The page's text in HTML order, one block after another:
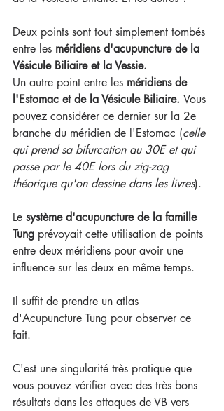
Deux points sont tout simplement tombés
entre les méridiens d'acupuncture de la
Vésicule Biliaire et la Vessie.
Un autre point entre les méridiens de
l'Estomac et de la Vésicule Biliaire. Vous
pouvez considérer ce dernier sur la 2e
branche du méridien de l'Estomac (celle
qui prend sa bifurcation au 30E et qui
passe par le 40E lors du zig-zag
théorique qu'on dessine dans les livres).
Le système d'acupuncture de la famille
Tung prévoyait cette utilisation de points
entre deux méridiens pour avoir une
influence sur les deux en même temps.
Il suffit de prendre un atlas
d'Acupuncture Tung pour observer ce
fait.
C'est une singularité très pratique que
vous pouvez vérifier avec des très bons
résultats dans les attaques de VB vers